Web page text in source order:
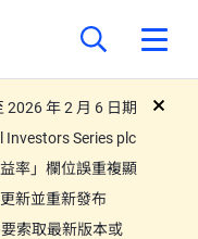
2026 年 2 月 6 日期
Investors Series plc
率」欄位誤重複顯
新並重新發布
索取最新版本或